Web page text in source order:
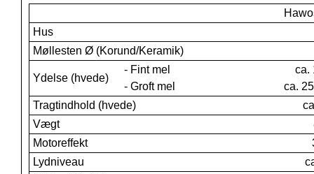
Hus
Møllesten Ø (Korund/Keramik)
Ydelse (hvede)
- Fint mel
- Groft mel
ca.
ca.
Tragtindhold (hvede)
Vægt
Motoreffekt
Lydniveau